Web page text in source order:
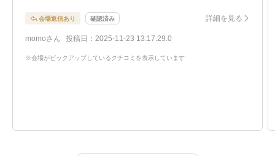
会場返信あり 確認済み 詳細を見る
momoさん 投稿日：2025-11-23 13:17:29.0
※会場がピックアップしているクチコミを表示しています